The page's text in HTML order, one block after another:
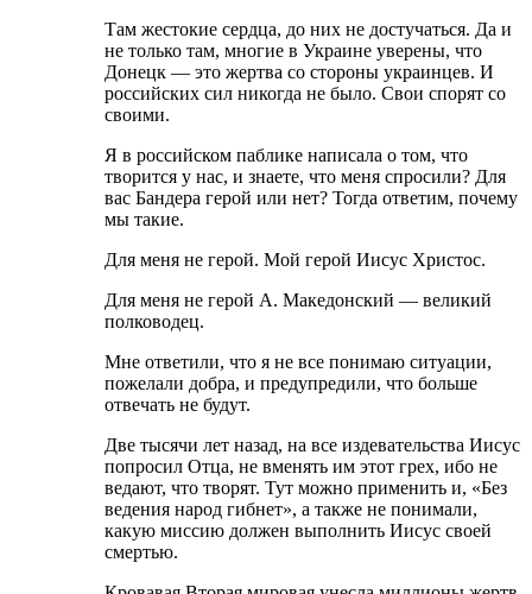
Там жестокие сердца, до них не достучаться. Да и
не только там, многие в Украине уверены, что
Донецк — это жертва со стороны украинцев. И
российских сил никогда не было. Свои спорят со
своими.
Я в российском паблике написала о том, что
творится у нас, и знаете, что меня спросили? Для
вас Бандера герой или нет? Тогда ответим, почему
мы такие.
Для меня не герой. Мой герой Иисус Христос.
Для меня не герой А. Македонский — великий
полководец.
Мне ответили, что я не все понимаю ситуации,
пожелали добра, и предупредили, что больше
отвечать не будут.
Две тысячи лет назад, на все издевательства Иисус
попросил Отца, не вменять им этот грех, ибо не
ведают, что творят. Тут можно применить и, «Без
ведения народ гибнет», а также не понимали,
какую миссию должен выполнить Иисус своей
смертью.